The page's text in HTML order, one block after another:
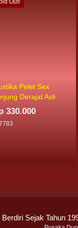
Out!
Pelet Sex
Derajat Asli
330.000
Sejak Tahun